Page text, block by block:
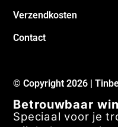
Verzendkosten
Contact
© Copyright 2026 |
Betrouwbaar
Speciaal voor je